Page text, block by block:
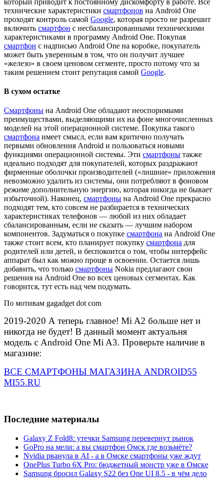
технические характеристики смартфонов на Android One
проходят контроль самой Google, которая просто не разрешит
включить смартфон с несбалансированными техническими
характеристиками в программу Android One. Покупая
смартфон с надписью Android One на коробке, покупатель
может быть уверенным в том, что он получит лучшее
«железо» в своем ценовом сегменте, просто потому что за
таким решением стоит репутация самой Google.
В сухом остатке
Смартфоны на Android One обладают неоспоримыми
преимуществами, выделяющими их на фоне многочисленных
моделей на этой операционной системе. Покупка такого
смартфона имеет смысл, если вам критично получать
первыми обновления Android и пользоваться новыми
функциями операционной системы. Эти смартфоны также
идеально подходят для покупателей, которых раздражают
фирменные оболочки производителей («лишние» приложения
невозможно удалить из системы, они потребляют в фоновом
режиме дополнительную энергию, которая никогда не бывает
избыточной). Наконец, смартфоны на Android One прекрасно
подходят тем, кто совсем не разбирается в технических
характеристиках телефонов — любой из них обладает
сбалансированным, если не сказать — лучшим набором
компонентов. Задуматься о покупке смартфона на Android One
также стоит всем, кто планирует покупку смартфона для
родителей или детей, и беспокоится о том, чтобы интерфейс
аппарат был как можно проще в освоении. Остается лишь
добавить, что только смартфоны Nokia предлагают свои
решения на Android One во всех ценовых сегментах. Как
говорится, тут есть над чем подумать.
По мотивам gagadget dot com
2019-2020 А теперь главное! Mi A2 больше нет и
никогда не будет! В данный момент актуальня
модель с Android One Mi A3. Проверьте наличие в
магазине:
ВСЕ СМАРТФОНЫ МАГАЗИНА ANDROID55
MI55.RU
Последние материалы
Galaxy Z Fold8: утечки Samsung перевернут рынок
GoPro на мели: а вы смартфон Омск где возьмёте?
Nvidia рванула в AI - а в Омске смартфоны уже ждут
OnePlus Turbo 6X Pro: бюджетный монстр уже в Омске
Samsung бросил Galaxy S22 без One UI 8.5 - в чём дело